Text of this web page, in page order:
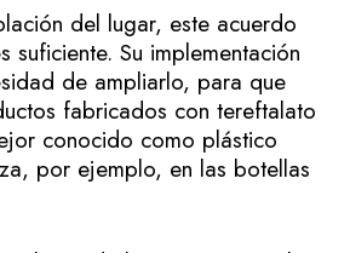
del lugar, este acuerdo
suficiente. Su implementación
de ampliarlo, para que
fabricados con tereftalato
conocido como plástico
por ejemplo, en las botellas